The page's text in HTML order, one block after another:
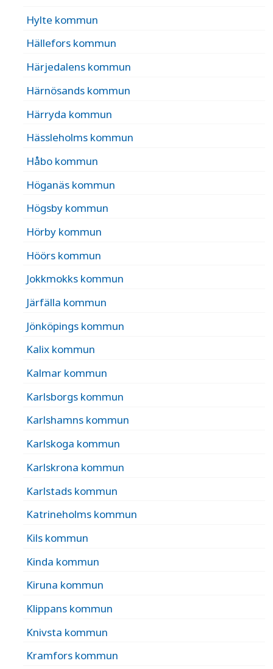
Hylte kommun
Hällefors kommun
Härjedalens kommun
Härnösands kommun
Härryda kommun
Hässleholms kommun
Håbo kommun
Höganäs kommun
Högsby kommun
Hörby kommun
Höörs kommun
Jokkmokks kommun
Järfälla kommun
Jönköpings kommun
Kalix kommun
Kalmar kommun
Karlsborgs kommun
Karlshamns kommun
Karlskoga kommun
Karlskrona kommun
Karlstads kommun
Katrineholms kommun
Kils kommun
Kinda kommun
Kiruna kommun
Klippans kommun
Knivsta kommun
Kramfors kommun